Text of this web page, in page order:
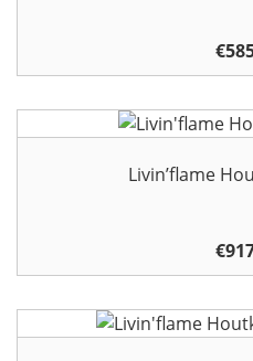
€
Livin’flame
€